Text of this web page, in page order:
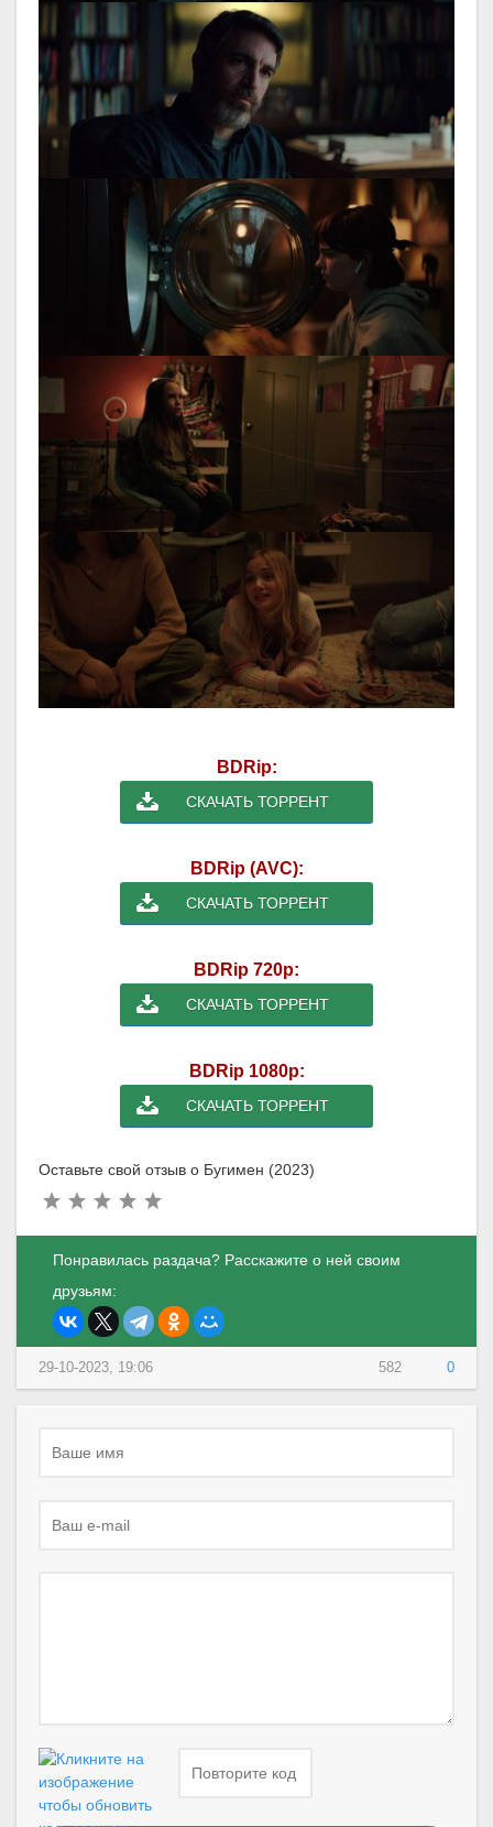
BDRip:
СКАЧАТЬ ТОРРЕНТ
BDRip (AVC):
СКАЧАТЬ ТОРРЕНТ
BDRip 720p:
СКАЧАТЬ ТОРРЕНТ
BDRip 1080p:
СКАЧАТЬ ТОРРЕНТ
Оставьте свой отзыв о Бугимен (2023)
Понравилась раздача? Расскажите о ней своим
друзьям:
582 0
29-10-2023, 19:06